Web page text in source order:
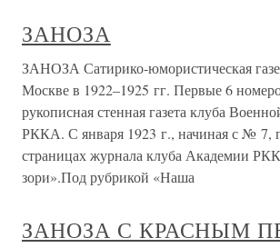
ЗАНОЗА
ЗАНОЗА Сатирико-юмористическая
Москве в 1922–1925 гг. Первые 6
рукописная стенная газета клуба
РККА. С января 1923 г., начиная с № 7,
страницах журнала клуба Академии
зори».Под рубрикой «Наша
ЗАНОЗА С КРАСНЫМ